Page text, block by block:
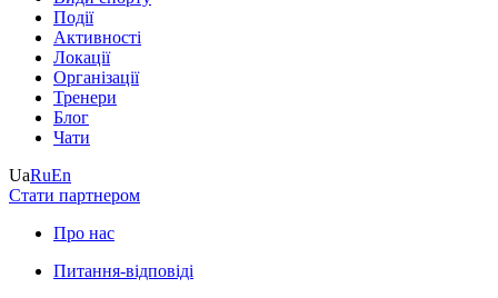
Події
Активності
Локації
Організації
Тренери
Блог
Чати
UaRuEn
Стати партнером
Про нас
Питання-відповіді